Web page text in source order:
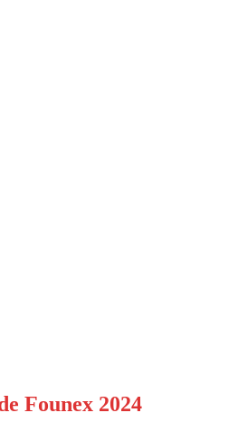
Founex 2024